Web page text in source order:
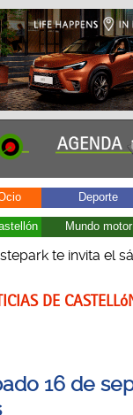
Deporte
Mundo motor
te invita el
DE
16 de